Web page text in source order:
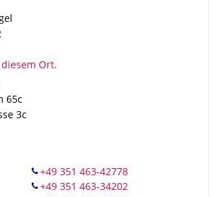
Ort.
65c
3c